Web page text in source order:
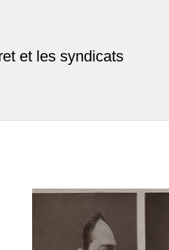
et les syndicats